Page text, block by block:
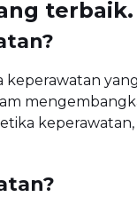
terbaik.